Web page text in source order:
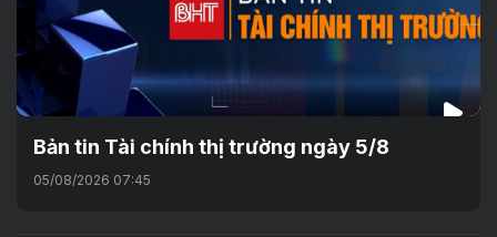
Bản tin Tài chính thị trường ngày 5/8
05/08/2026 07:45